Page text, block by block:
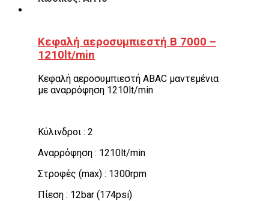
Κεφαλή αεροσυμπιεστή Β 7000 –
1210lt/min
Κεφαλή αεροσυμπιεστή ABAC μαντεμένια
με αναρρόφηση 1210lt/min
Κύλινδροι : 2
Αναρρόφηση : 1210lt/min
Στροφές (max) : 1300rpm
Πίεση : 12bar (174psi)